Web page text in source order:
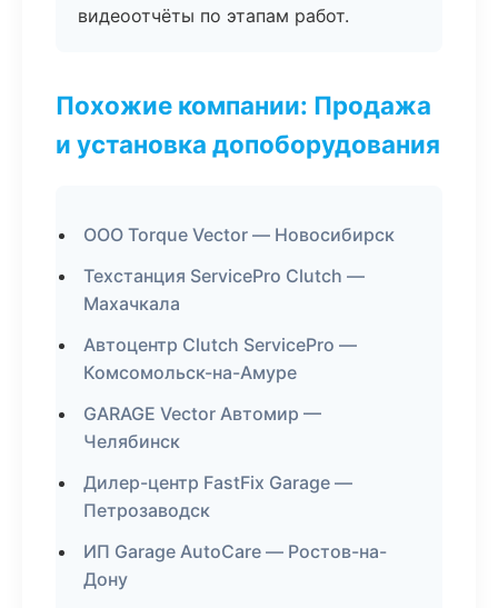
видеоотчёты по этапам работ.
Похожие компании: Продажа
и установка допоборудования
ООО Torque Vector — Новосибирск
Техстанция ServicePro Clutch —
Махачкала
Автоцентр Clutch ServicePro —
Комсомольск-на-Амуре
GARAGE Vector Автомир —
Челябинск
Дилер-центр FastFix Garage —
Петрозаводск
ИП Garage AutoCare — Ростов-на-
Дону